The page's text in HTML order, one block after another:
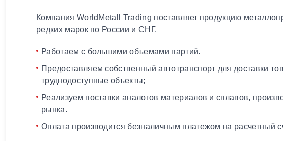
Компания WorldMetall Trading поставляет продукцию
редких марок по России и СНГ.
Работаем с большими объемами партий.
Предоставляем собственный автотранспорт для доставки
труднодоступные объекты;
Реализуем поставки аналогов материалов и сплавов,
рынка.
Оплата производится безналичным платежом на расчетный